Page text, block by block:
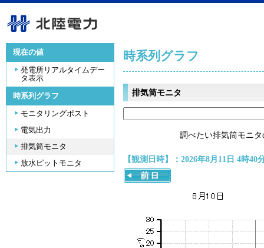
現在の値
発電所リアルタイムデー
タ表示
時系列グラフ
モニタリングポスト
電気出力
排気筒モニタ
放水ピットモニタ
時系列グラフ
排気筒モニタ
調べたい排気筒モニ
【観測日時】：2026年8月11日 4時40